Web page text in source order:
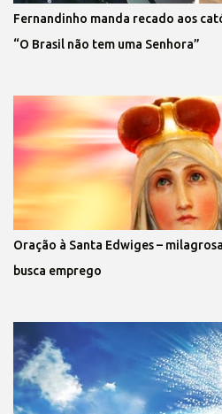
Fernandinho manda recado aos
“O Brasil não tem uma Senhora”
Oração à Santa Edwiges –
busca emprego